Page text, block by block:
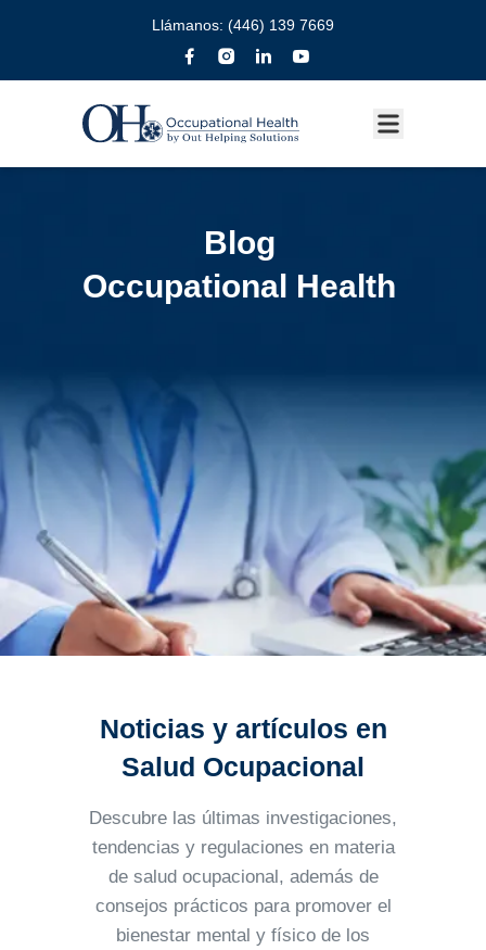
Llámanos: (446) 139 7669
Blog
Occupational Health
Noticias y artículos en
Salud Ocupacional
Descubre las últimas investigaciones,
tendencias y regulaciones en materia
de salud ocupacional, además de
consejos prácticos para promover el
bienestar mental y físico de los